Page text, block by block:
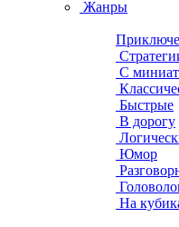
Жанры
С
Быстрые
В дорогу
Юмор
На